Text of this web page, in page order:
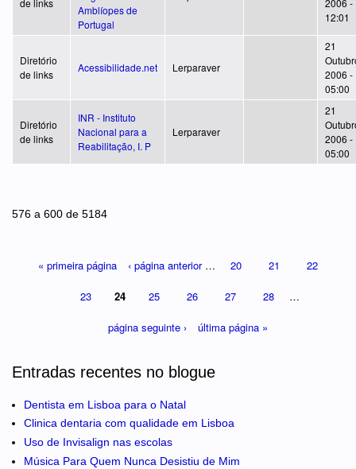
Amblíopes de
Portugal
12:01
Diretório
de links
Acessibilidade.net Lerparaver
21
2006 -
05:00
Diretório
de links
INR - Instituto
Nacional para a
Reabilitação, I. P
Lerparaver
21
2006 -
05:00
576 a 600 de 5184
« primeira página ‹ página anterior … 20 21 22
23 24 25 26 27 28 …
página seguinte › última página »
Entradas recentes no blogue
Dentista em Lisboa para o Natal
Clinica dentaria com qualidade em Lisboa
Uso de Invisalign nas escolas
Música Para Quem Nunca Desistiu de Mim